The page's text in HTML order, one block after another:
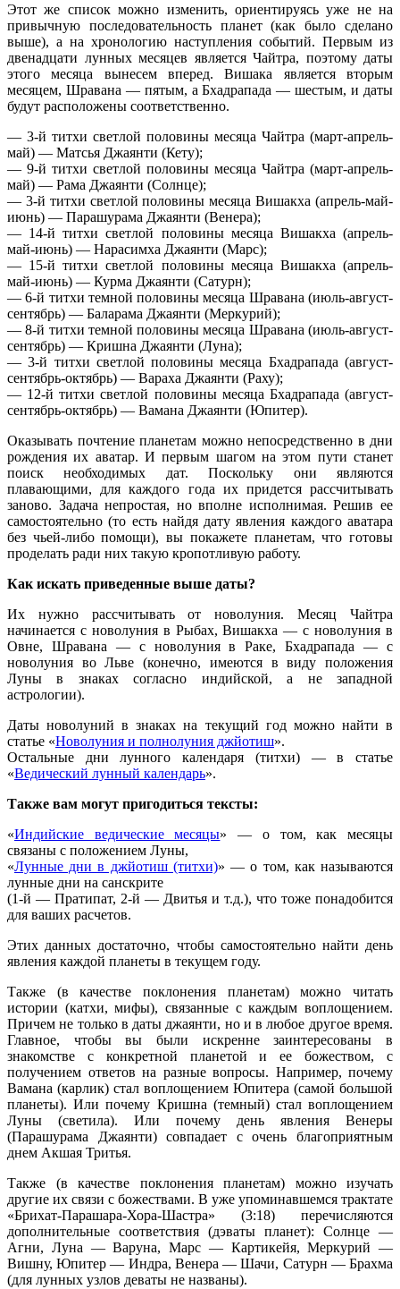
Этот же список можно изменить, ориентируясь уже не на
привычную последовательность планет (как было сделано
выше), а на хронологию наступления событий. Первым из
двенадцати лунных месяцев является Чайтра, поэтому даты
этого месяца вынесем вперед. Вишака является вторым
месяцем, Шравана — пятым, а Бхадрапада — шестым, и даты
будут расположены соответственно.
— 3-й титхи светлой половины месяца Чайтра (март-апрель-
май) — Матсья Джаянти (Кету);
— 9-й титхи светлой половины месяца Чайтра (март-апрель-
май) — Рама Джаянти (Солнце);
— 3-й титхи светлой половины месяца Вишакха (апрель-май-
июнь) — Парашурама Джаянти (Венера);
— 14-й титхи светлой половины месяца Вишакха (апрель-
май-июнь) — Нарасимха Джаянти (Марс);
— 15-й титхи светлой половины месяца Вишакха (апрель-
май-июнь) — Курма Джаянти (Сатурн);
— 6-й титхи темной половины месяца Шравана (июль-август-
сентябрь) — Баларама Джаянти (Меркурий);
— 8-й титхи темной половины месяца Шравана (июль-август-
сентябрь) — Кришна Джаянти (Луна);
— 3-й титхи светлой половины месяца Бхадрапада (август-
сентябрь-октябрь) — Вараха Джаянти (Раху);
— 12-й титхи светлой половины месяца Бхадрапада (август-
сентябрь-октябрь) — Вамана Джаянти (Юпитер).
Оказывать почтение планетам можно непосредственно в дни
рождения их аватар. И первым шагом на этом пути станет
поиск необходимых дат. Поскольку они являются
плавающими, для каждого года их придется рассчитывать
заново. Задача непростая, но вполне исполнимая. Решив ее
самостоятельно (то есть найдя дату явления каждого аватара
без чьей-либо помощи), вы покажете планетам, что готовы
проделать ради них такую кропотливую работу.
Как искать приведенные выше даты?
Их нужно рассчитывать от новолуния. Месяц Чайтра
начинается с новолуния в Рыбах, Вишакха — с новолуния в
Овне, Шравана — с новолуния в Раке, Бхадрапада — с
новолуния во Льве (конечно, имеются в виду положения
Луны в знаках согласно индийской, а не западной
астрологии).
Даты новолуний в знаках на текущий год можно найти в
статье «Новолуния и полнолуния джйотиш».
Остальные дни лунного календаря (титхи) — в статье
«Ведический лунный календарь».
Также вам могут пригодиться тексты:
«Индийские ведические месяцы» — о том, как месяцы
связаны с положением Луны,
«Лунные дни в джйотиш (титхи)» — о том, как называются
лунные дни на санскрите
(1-й — Пратипат, 2-й — Двитья и т.д.), что тоже понадобится
для ваших расчетов.
Этих данных достаточно, чтобы самостоятельно найти день
явления каждой планеты в текущем году.
Также (в качестве поклонения планетам) можно читать
истории (катхи, мифы), связанные с каждым воплощением.
Причем не только в даты джаянти, но и в любое другое время.
Главное, чтобы вы были искренне заинтересованы в
знакомстве с конкретной планетой и ее божеством, с
получением ответов на разные вопросы. Например, почему
Вамана (карлик) стал воплощением Юпитера (самой большой
планеты). Или почему Кришна (темный) стал воплощением
Луны (светила). Или почему день явления Венеры
(Парашурама Джаянти) совпадает с очень благоприятным
днем Акшая Тритья.
Также (в качестве поклонения планетам) можно изучать
другие их связи с божествами. В уже упоминавшемся трактате
«Брихат-Парашара-Хора-Шастра» (3:18) перечисляются
дополнительные соответствия (дэваты планет): Солнце —
Агни, Луна — Варуна, Марс — Картикейя, Меркурий —
Вишну, Юпитер — Индра, Венера — Шачи, Сатурн — Брахма
(для лунных узлов деваты не названы).